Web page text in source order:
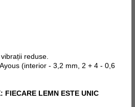
reduse.
(interior - 3,2 mm, 2 + 4 - 0,6
FIECARE LEMN ESTE UNIC